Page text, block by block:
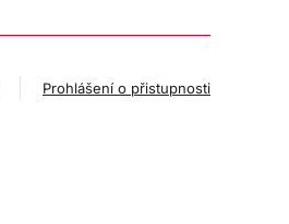
Prohlášení o přistupnosti